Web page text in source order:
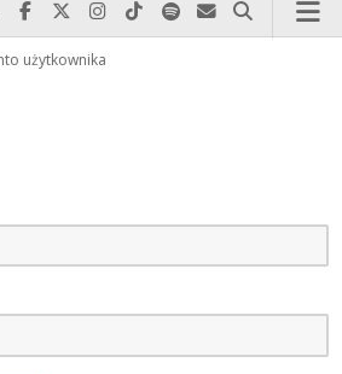
Najlepiej po prostu do nas zadzwoń
Odwiedź nas na Facebook-u
Odwiedź nas na X
Odwiedź nas na Instagram-ie
Odwiedź nas na TikTok-u
Szukaj nas na Spotify
Wyślij do nas
Szukaj
użytkownika